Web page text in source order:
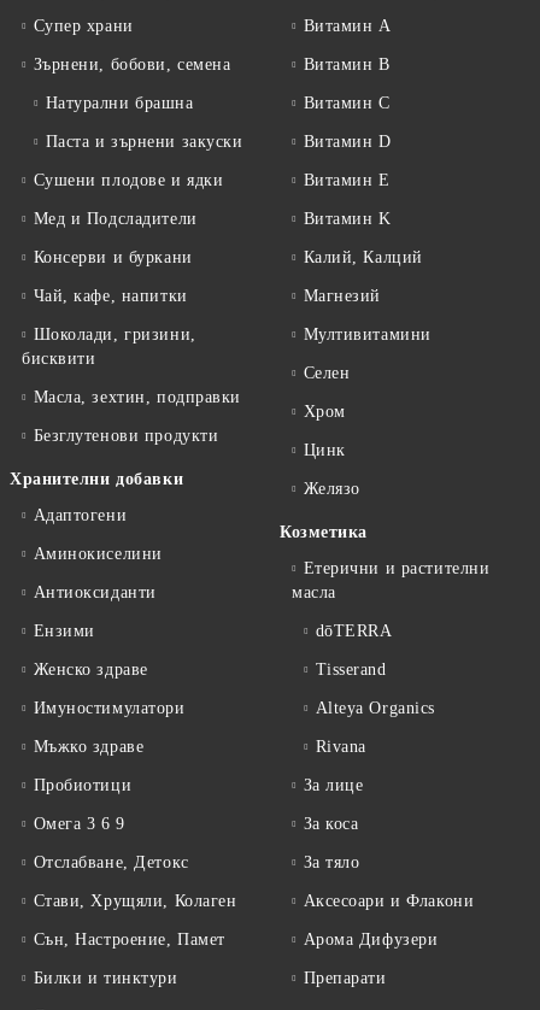
Супер храни
Зърнени, бобови, семена
Натурални брашна
Паста и зърнени закуски
Сушени плодове и ядки
Мед и Подсладители
Консерви и буркани
Чай, кафе, напитки
Шоколади, гризини,
бисквити
Масла, зехтин, подправки
Безглутенови продукти
Хранителни добавки
Адаптогени
Аминокиселини
Антиоксиданти
Ензими
Женско здраве
Имуностимулатори
Мъжко здраве
Пробиотици
Омега 3 6 9
Отслабване, Детокс
Стави, Хрущяли, Колаген
Сън, Настроение, Памет
Билки и тинктури
Витамин А
Витамин B
Витамин C
Витамин D
Витамин E
Витамин K
Калий, Калций
Магнезий
Мултивитамини
Селен
Хром
Цинк
Желязо
Козметика
Етерични и растителни
масла
dōTERRA
Tisserand
Alteya Organics
Rivana
За лице
За коса
За тяло
Аксесоари и Флакони
Арома Дифузери
Препарати